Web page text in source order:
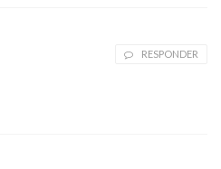
RESPONDER